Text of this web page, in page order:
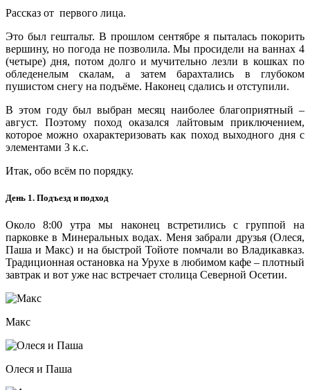
Рассказ от первого лица.
Это был гештальт. В прошлом сентябре я пыталась покорить
вершину, но погода не позволила. Мы просидели на ваннах 4
(четыре) дня, потом долго и мучительно лезли в кошках по
обледенелым скалам, а затем барахтались в глубоком
пушистом снегу на подъёме. Наконец сдались и отступили.
В этом году был выбран месяц наиболее благоприятный –
август. Поэтому поход оказался лайтовым приключением,
которое можно охарактеризовать как поход выходного дня с
элементами 3 к.с.
Итак, обо всём по порядку.
День 1. Подъезд и подход
Около 8:00 утра мы наконец встретились с группой на
парковке в Минеральных водах. Меня забрали друзья (Олеся,
Паша и Макс) и на быстрой Тойоте помчали во Владикавказ.
Традиционная остановка на Урухе в любимом кафе – плотный
завтрак и вот уже нас встречает столица Северной Осетии.
Макс
Олеся и Паша